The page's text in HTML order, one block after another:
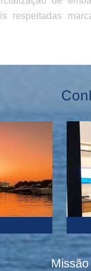
respeitadas
Missão